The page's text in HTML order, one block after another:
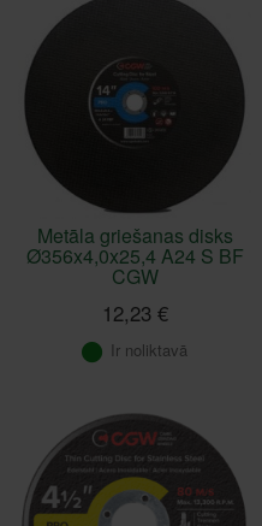
Metāla griešanas disks
Ø356x4,0x25,4 A24 S BF
CGW
12,23 €
Ir noliktavā